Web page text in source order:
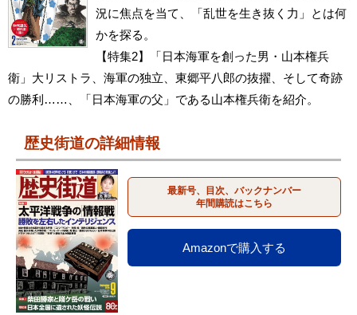
況に焦点を当て、「乱世を生き抜く力」とは何
かを探る。
【特集2】「日本海軍を創った男・山本権兵
衛」大リストラ、海軍の独立、東郷平八郎の抜擢、そして奇跡
の勝利……、「日本海軍の父」である山本権兵衛を紹介。
歴史街道の詳細情報
最新号、目次、バックナンバー
年間購読はこちら
Amazonで購入する